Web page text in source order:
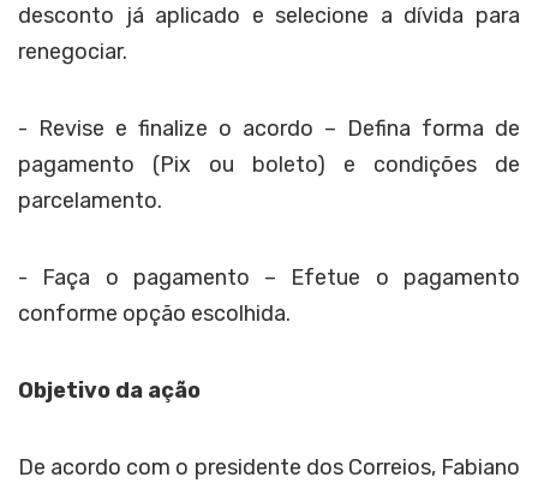
desconto já aplicado e selecione a dívida para
renegociar.
- Revise e finalize o acordo – Defina forma de
pagamento (Pix ou boleto) e condições de
parcelamento.
- Faça o pagamento – Efetue o pagamento
conforme opção escolhida.
Objetivo da ação
De acordo com o presidente dos Correios, Fabiano